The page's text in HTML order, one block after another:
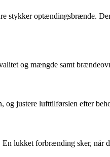
stykker optændingsbrænde.
og mængde samt
justere lufttilførslen efter
lukket forbrænding sker, når